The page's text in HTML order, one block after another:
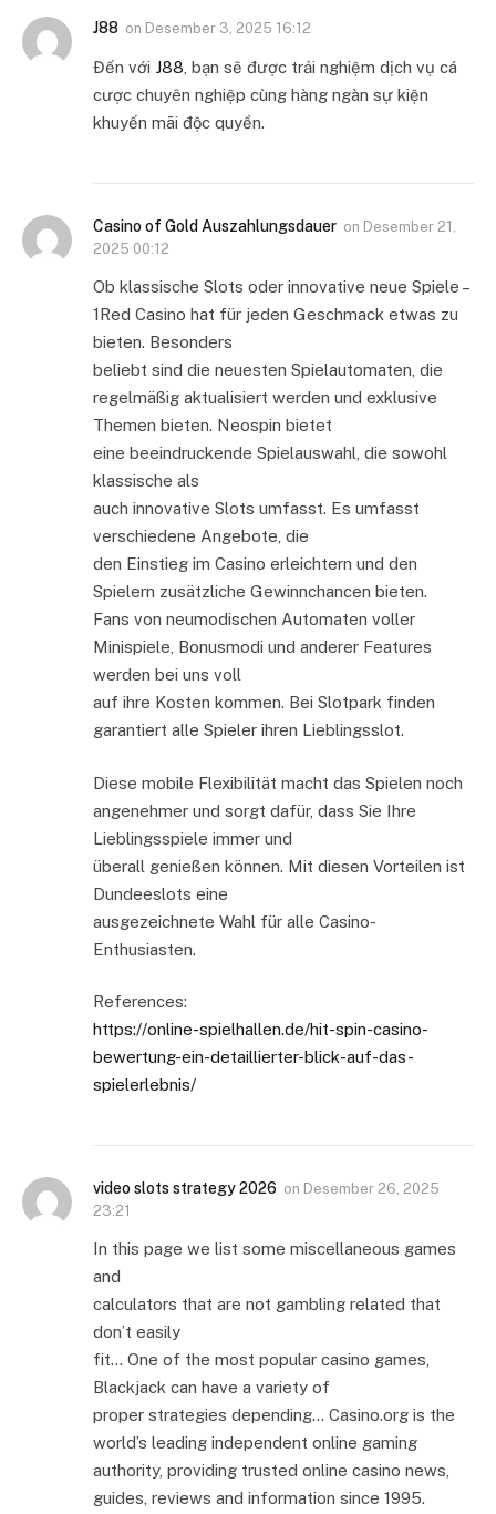
J88 on Desember 3, 2025 16:12
Đến với J88, bạn sẽ được trải nghiệm dịch vụ cá
cược chuyên nghiệp cùng hàng ngàn sự kiện
khuyến mãi độc quyền.
Casino of Gold Auszahlungsdauer on Desember 21,
2025 00:12
Ob klassische Slots oder innovative neue Spiele –
1Red Casino hat für jeden Geschmack etwas zu
bieten. Besonders
beliebt sind die neuesten Spielautomaten, die
regelmäßig aktualisiert werden und exklusive
Themen bieten. Neospin bietet
eine beeindruckende Spielauswahl, die sowohl
klassische als
auch innovative Slots umfasst. Es umfasst
verschiedene Angebote, die
den Einstieg im Casino erleichtern und den
Spielern zusätzliche Gewinnchancen bieten.
Fans von neumodischen Automaten voller
Minispiele, Bonusmodi und anderer Features
werden bei uns voll
auf ihre Kosten kommen. Bei Slotpark finden
garantiert alle Spieler ihren Lieblingsslot.
Diese mobile Flexibilität macht das Spielen noch
angenehmer und sorgt dafür, dass Sie Ihre
Lieblingsspiele immer und
überall genießen können. Mit diesen Vorteilen ist
Dundeeslots eine
ausgezeichnete Wahl für alle Casino-
Enthusiasten.
References:
https://online-spielhallen.de/hit-spin-casino-
bewertung-ein-detaillierter-blick-auf-das-
spielerlebnis/
video slots strategy 2026 on Desember 26, 2025
23:21
In this page we list some miscellaneous games
and
calculators that are not gambling related that
don’t easily
fit… One of the most popular casino games,
Blackjack can have a variety of
proper strategies depending… Casino.org is the
world’s leading independent online gaming
authority, providing trusted online casino news,
guides, reviews and information since 1995.